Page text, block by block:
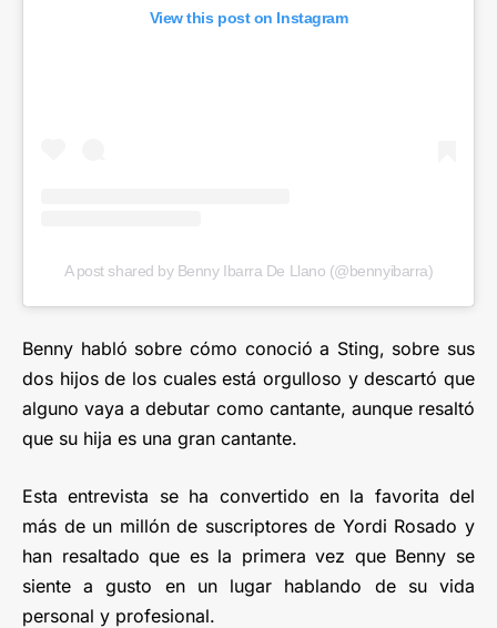
View this post on Instagram
A post shared by Benny Ibarra De Llano (@bennyibarra)
Benny habló sobre cómo conoció a Sting, sobre sus
dos hijos de los cuales está orgulloso y descartó que
alguno vaya a debutar como cantante, aunque resaltó
que su hija es una gran cantante.
Esta entrevista se ha convertido en la favorita del
más de un millón de suscriptores de Yordi Rosado y
han resaltado que es la primera vez que Benny se
siente a gusto en un lugar hablando de su vida
personal y profesional.